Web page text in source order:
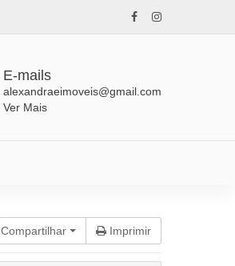
E-mails
alexandraeimoveis@gmail.com
Ver Mais
Compartilhar Imprimir